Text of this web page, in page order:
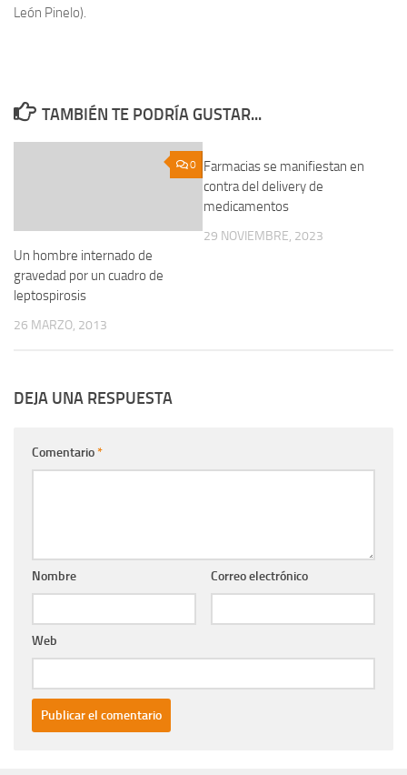
León Pinelo).
TAMBIÉN TE PODRÍA GUSTAR...
0
Un hombre internado de
gravedad por un cuadro de
leptospirosis
26 MARZO, 2013
Farmacias se manifiestan en
contra del delivery de
medicamentos
29 NOVIEMBRE, 2023
DEJA UNA RESPUESTA
Comentario*
Nombre Correo electrónico
Web